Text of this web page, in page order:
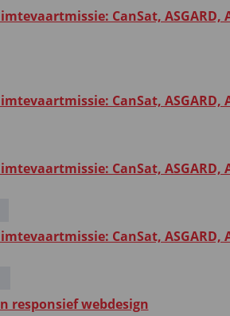
CanSat, ASGARD,
CanSat, ASGARD,
CanSat, ASGARD,
CanSat, ASGARD,
responsief webdesign